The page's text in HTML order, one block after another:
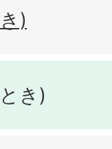
)
き)